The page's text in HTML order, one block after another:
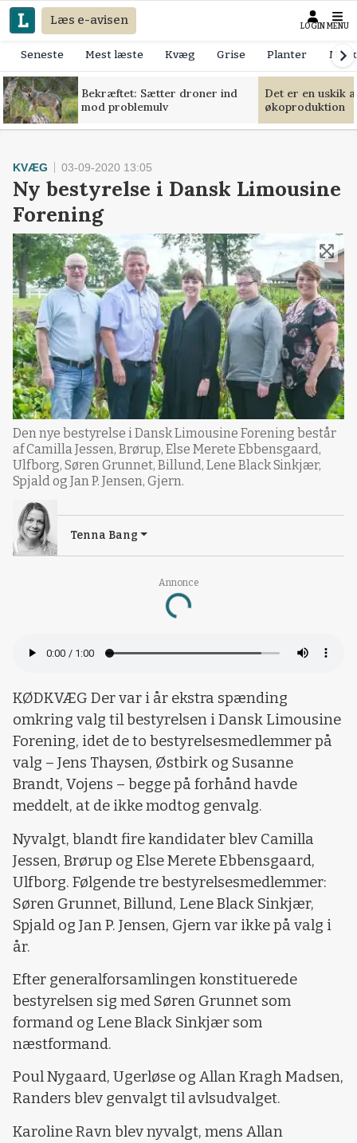
Læs e-avisen LOGIN MENU
Seneste Mest læste Kvæg Grise Planter
Bekræftet: Sætter droner ind
mod problemulv
Det er en uskik
økoproduktion
Annonce
Loading...
KVÆG 03-09-2020 13:05
Ny bestyrelse i Dansk Limousine
Forening
Den nye bestyrelse i Dansk Limousine Forening består
af Camilla Jessen, Brørup, Else Merete Ebbensgaard,
Ulfborg, Søren Grunnet, Billund, Lene Black Sinkjær,
Spjald og Jan P. Jensen, Gjern.
Tenna Bang
KØDKVÆG Der var i år ekstra spænding
omkring valg til bestyrelsen i Dansk Limousine
Forening, idet de to bestyrelsesmedlemmer på
valg – Jens Thaysen, Østbirk og Susanne
Brandt, Vojens – begge på forhånd havde
meddelt, at de ikke modtog genvalg.
Nyvalgt, blandt fire kandidater blev Camilla
Jessen, Brørup og Else Merete Ebbensgaard,
Ulfborg. Følgende tre bestyrelsesmedlemmer:
Søren Grunnet, Billund, Lene Black Sinkjær,
Spjald og Jan P. Jensen, Gjern var ikke på valg i
år.
Efter generalforsamlingen konstituerede
bestyrelsen sig med Søren Grunnet som
formand og Lene Black Sinkjær som
næstformand.
Poul Nygaard, Ugerløse og Allan Kragh Madsen,
Randers blev genvalgt til avlsudvalget.
Karoline Ravn blev nyvalgt, mens Allan